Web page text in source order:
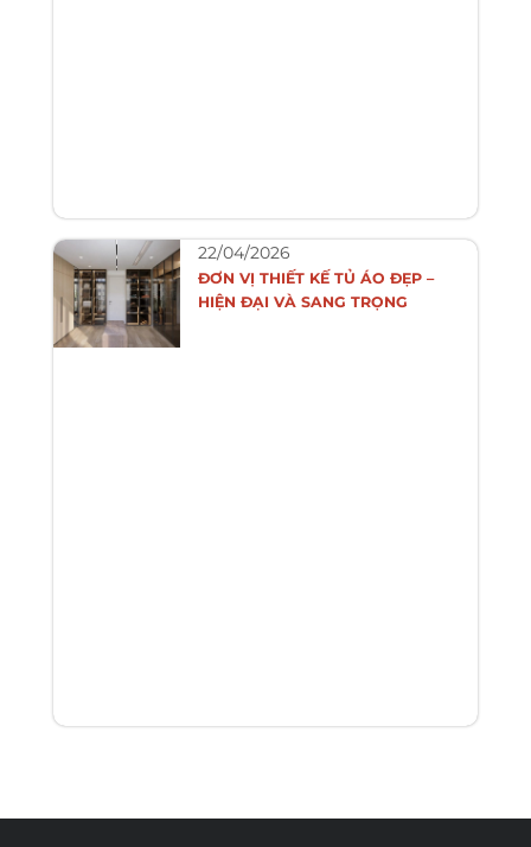
22/04/2026
ĐƠN VỊ THIẾT KẾ TỦ ÁO ĐẸP –
HIỆN ĐẠI VÀ SANG TRỌNG